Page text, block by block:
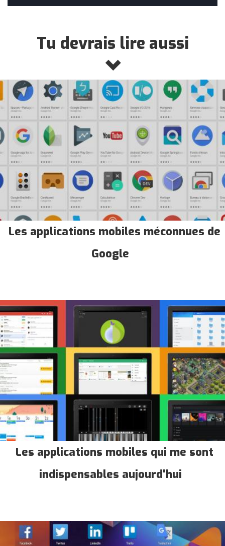
Tu devrais lire aussi
Les applications mobiles méconnues de
Google
Les applications mobiles qui me sont
indispensables aujourd'hui